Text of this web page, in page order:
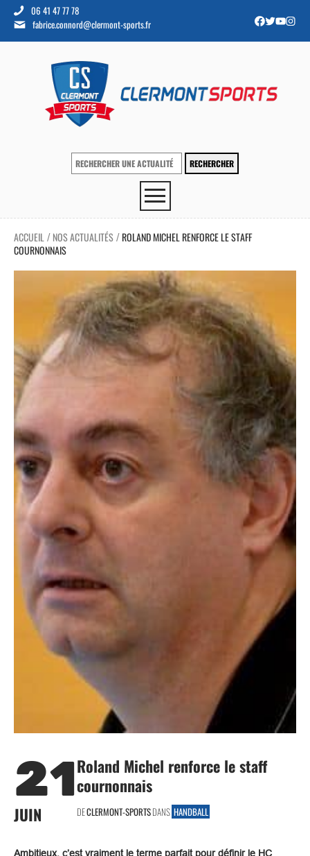
06 41 47 77 78
fabrice.connord@clermont-sports.fr
ACCUEIL / NOS ACTUALITÉS /ROLAND MICHEL RENFORCE LE STAFF
COURNONNAIS
21
JUIN
Roland Michel renforce le staff
cournonnais
DECLERMONT-SPORTSDANS HANDBALL
Ambitieux, c’est vraiment le terme parfait pour définir le HC